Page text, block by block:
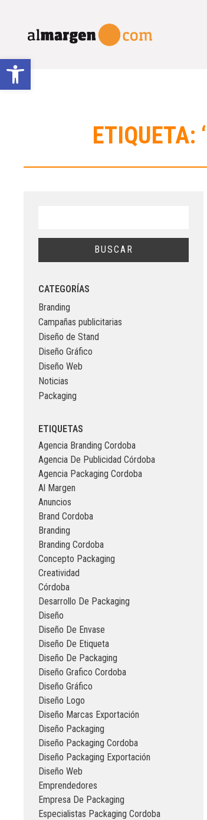
Abrir barra de herramientas
ETIQUETA:
CATEGORÍAS
Branding
Campañas publicitarias
Diseño de Stand
Diseño Gráfico
Diseño Web
Noticias
Packaging
ETIQUETAS
Agencia Branding Cordoba
Agencia De Publicidad Córdoba
Agencia Packaging Cordoba
Al Margen
Anuncios
Brand Cordoba
Branding
Branding Cordoba
Concepto Packaging
Creatividad
Córdoba
Desarrollo De Packaging
Diseño
Diseño De Envase
Diseño De Etiqueta
Diseño De Packaging
Diseño Grafico Cordoba
Diseño Gráfico
Diseño Logo
Diseño Marcas Exportación
Diseño Packaging
Diseño Packaging Cordoba
Diseño Packaging Exportación
Diseño Web
Emprendedores
Empresa De Packaging
Especialistas Packaging Cordoba